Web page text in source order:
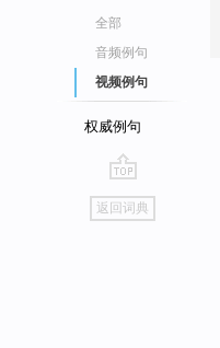
全部
音频例句
视频例句
权威例句
go
top
返回词典